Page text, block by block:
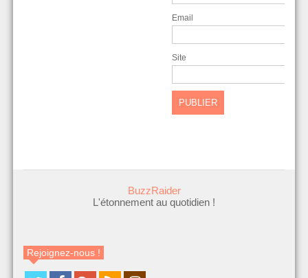
Email
Site
BuzzRaider
L'étonnement au quotidien !
Rejoignez-nous !